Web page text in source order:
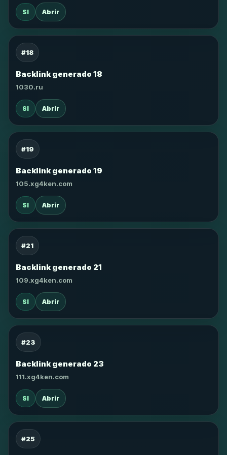
SI Abrir
#18
Backlink generado 18
1030.ru
SI Abrir
#19
Backlink generado 19
105.xg4ken.com
SI Abrir
#21
Backlink generado 21
109.xg4ken.com
SI Abrir
#23
Backlink generado 23
111.xg4ken.com
SI Abrir
#25